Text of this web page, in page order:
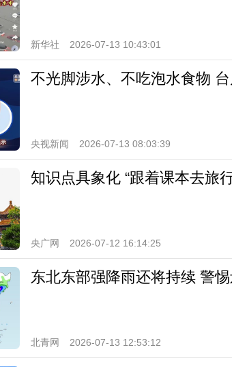
新华社 2026-07-13 10:43:01
不光脚涉水、不吃泡水食物
央视新闻 2026-07-13 08:03:39
知识点具象化 “跟着课本去旅
央广网 2026-07-12 16:14:25
东北东部强降雨还将持续 警
北青网 2026-07-13 12:53:12